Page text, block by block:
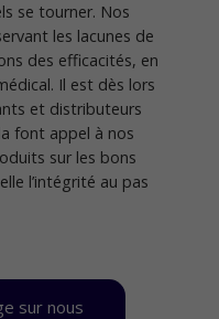
se tourner. Nos
les lacunes de
des efficacités, en
Il est dès lors
et distributeurs
font appel à nos
sur les bons
l’intégrité au pas
sur nous